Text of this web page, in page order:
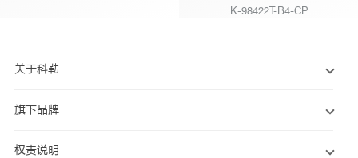
K-98422T-B4-CP
关于科勒
旗下品牌
权责说明